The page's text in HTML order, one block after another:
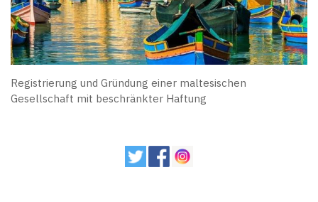
Registrierung und Gründung einer maltesischen
Gesellschaft mit beschränkter Haftung